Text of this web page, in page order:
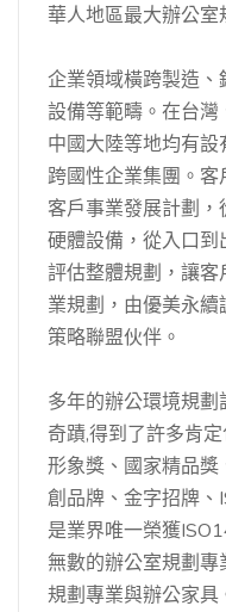
華人地區最大辦公室
企業領域橫跨製造
設備等範疇。在台
中國大陸等地均有
跨國性企業集團。
客戶事業發展計劃
硬體設備，從入口
評估整體規劃，讓
業規劃，由優美永
策略聯盟伙伴。
多年的辦公環境規
奇蹟,得到了許多肯
形象獎、國家精品
創品牌、金字招牌、
是業界唯一榮獲
無數的辦公室規劃
規劃專業與辦公家